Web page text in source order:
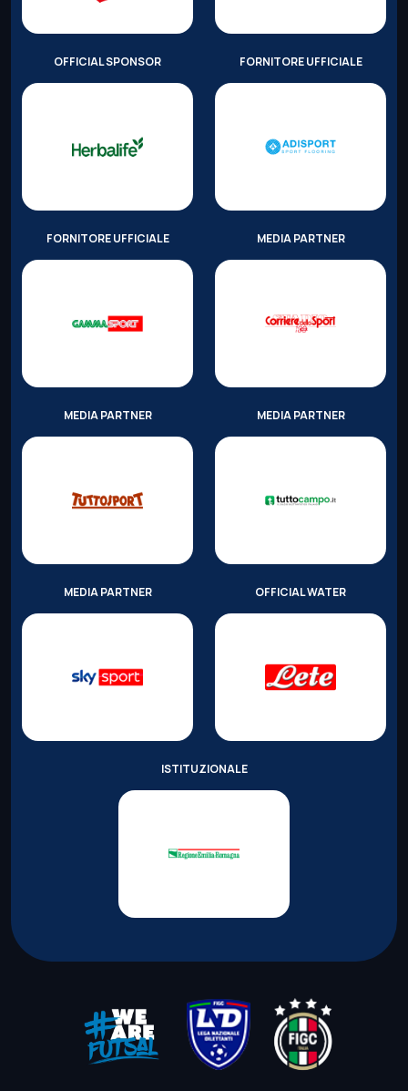
OFFICIAL SPONSOR FORNITORE UFFICIALE
FORNITORE UFFICIALE MEDIA PARTNER
MEDIA PARTNER MEDIA PARTNER
MEDIA PARTNER OFFICIAL WATER
ISTITUZIONALE